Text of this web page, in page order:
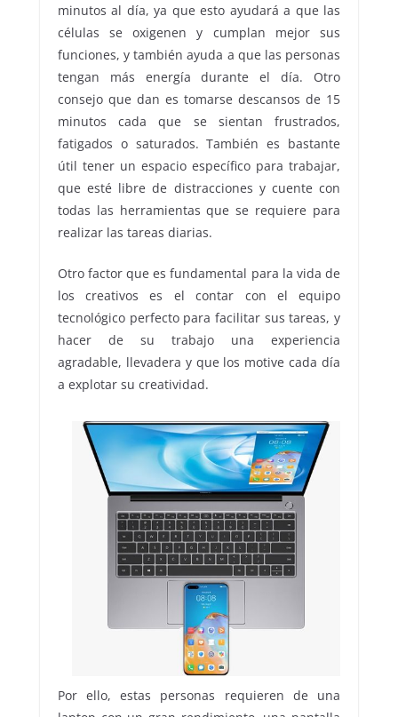
minutos al día, ya que esto ayudará a que las
células se oxigenen y cumplan mejor sus
funciones, y también ayuda a que las personas
tengan más energía durante el día. Otro
consejo que dan es tomarse descansos de 15
minutos cada que se sientan frustrados,
fatigados o saturados. También es bastante
útil tener un espacio específico para trabajar,
que esté libre de distracciones y cuente con
todas las herramientas que se requiere para
realizar las tareas diarias.
Otro factor que es fundamental para la vida de
los creativos es el contar con el equipo
tecnológico perfecto para facilitar sus tareas, y
hacer de su trabajo una experiencia
agradable, llevadera y que los motive cada día
a explotar su creatividad.
Por ello, estas personas requieren de una